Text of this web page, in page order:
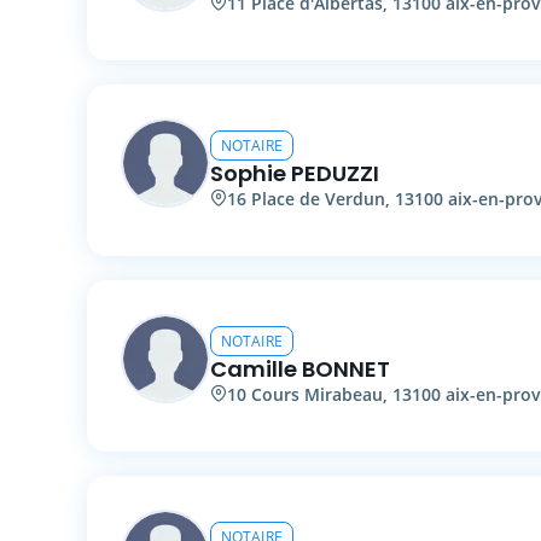
NOTAIRE
Sophie PEDUZZI
16 Place de Verdun, 13100 aix-en-
NOTAIRE
Camille BONNET
10 Cours Mirabeau, 13100 aix-en-
NOTAIRE